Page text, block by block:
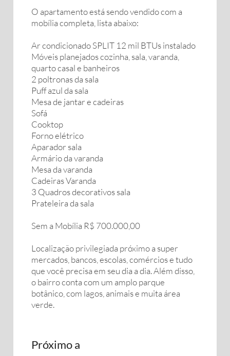
O apartamento está sendo vendido com a
mobília completa, lista abaixo:
Ar condicionado SPLIT 12 mil BTUs instalado
Móveis planejados cozinha, sala, varanda,
quarto casal e banheiros
2 poltronas da sala
Puff azul da sala
Mesa de jantar e cadeiras
Sofá
Cooktop
Forno elétrico
Aparador sala
Armário da varanda
Mesa da varanda
Cadeiras Varanda
3 Quadros decorativos sala
Prateleira da sala
Sem a Mobília R$ 700.000,00
Localização privilegiada próximo a super
mercados, bancos, escolas, comércios e tudo
que você precisa em seu dia a dia. Além disso,
o bairro conta com um amplo parque
botânico, com lagos, animais e muita área
verde.
Próximo a